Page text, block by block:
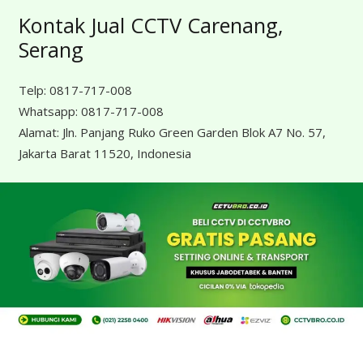
Kontak Jual CCTV Carenang,
Serang
Telp: 0817-717-008
Whatsapp: 0817-717-008
Alamat: Jln. Panjang Ruko Green Garden Blok A7 No. 57,
Jakarta Barat 11520, Indonesia